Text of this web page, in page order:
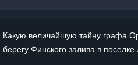
Какую величайшую тайну графа
берегу Финского залива в